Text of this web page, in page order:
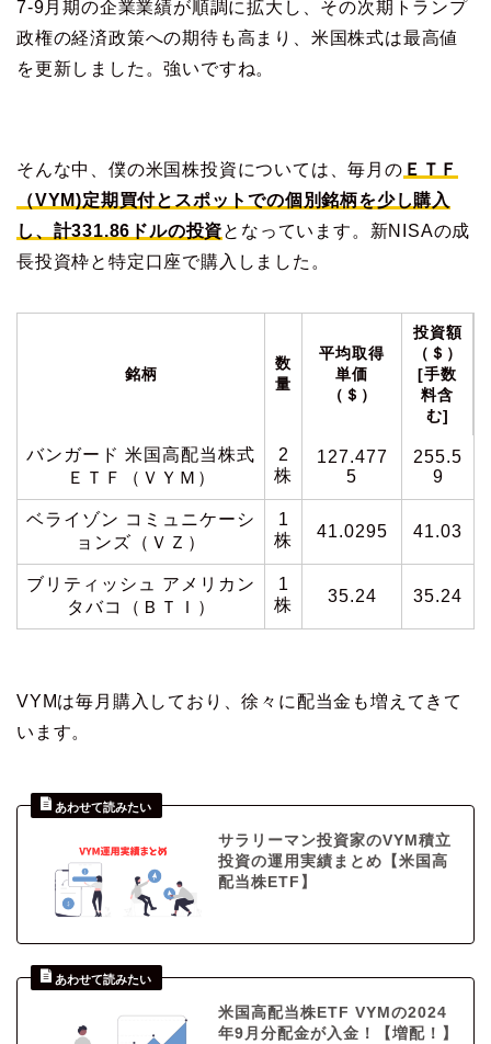
7‐9月期の企業業績が順調に拡大し、その次期トランプ
政権の経済政策への期待も高まり、米国株式は最高値
を更新しました。強いですね。
そんな中、僕の米国株投資については、毎月の ＥＴＦ
（VYM)定期買付とスポットでの個別銘柄を少し購入
し 、 計331.86ドルの投資となっています。新NISAの成
長投資枠と特定口座で購入しました。
銘柄
数
量
平均取得
単価
（＄）
投資額
（＄）
[手数
料含
む]
バンガード 米国高配当株式
ＥＴＦ（ＶＹＭ）
2
株
127.477
5
255.5
9
ベライゾン コミュニケーシ
ョンズ（ＶＺ）
1
株
41.0295 41.03
ブリティッシュ アメリカン
タバコ（ＢＴＩ）
1
株
35.24 35.24
VYMは毎月購入しており、徐々に配当金も増えてきて
います。
サラリーマン投資家のVYM積立
投資の運用実績まとめ【米国高
配当株ETF】
米国高配当株ETF VYMの2024
年9月分配金が入金！【増配！】